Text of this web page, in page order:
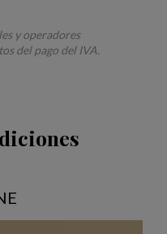
y operadores
del pago del IVA.